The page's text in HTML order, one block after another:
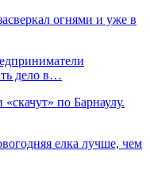
огнями и уже в
дело в…
по Барнаулу.
елка лучше, чем